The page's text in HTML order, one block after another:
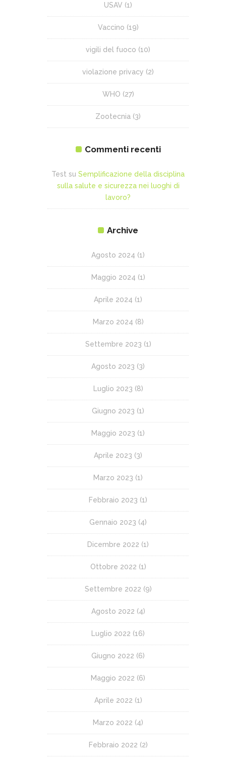
USAV (1)
Vaccino (19)
vigili del fuoco (10)
violazione privacy (2)
WHO (27)
Zootecnia (3)
Commenti recenti
Test su Semplificazione della disciplina
sulla salute e sicurezza nei luoghi di
lavoro?
Archive
Agosto 2024 (1)
Maggio 2024 (1)
Aprile 2024 (1)
Marzo 2024 (8)
Settembre 2023 (1)
Agosto 2023 (3)
Luglio 2023 (8)
Giugno 2023 (1)
Maggio 2023 (1)
Aprile 2023 (3)
Marzo 2023 (1)
Febbraio 2023 (1)
Gennaio 2023 (4)
Dicembre 2022 (1)
Ottobre 2022 (1)
Settembre 2022 (9)
Agosto 2022 (4)
Luglio 2022 (16)
Giugno 2022 (6)
Maggio 2022 (6)
Aprile 2022 (1)
Marzo 2022 (4)
Febbraio 2022 (2)